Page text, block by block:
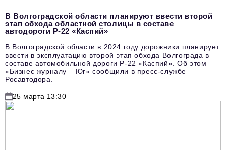
В Волгоградской области планируют ввести второй
этап обхода областной столицы в составе
автодороги Р-22 «Каспий»
В Волгоградской области в 2024 году дорожники планирует
ввести в эксплуатацию второй этап обхода Волгограда в
составе автомобильной дороги Р-22 «Каспий». Об этом
«Бизнес журналу – Юг» сообщили в пресс-службе
Росавтодора.
25 марта 13:30